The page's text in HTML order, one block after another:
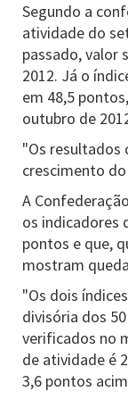
Segundo a
atividade do
passado, valor
2012. Já o
em 48,5
outubro de
"Os resultados
crescimento
A
os indicadores
pontos e que,
mostram
"Os dois
divisória dos
verificados no
de atividade é
3,6 pontos